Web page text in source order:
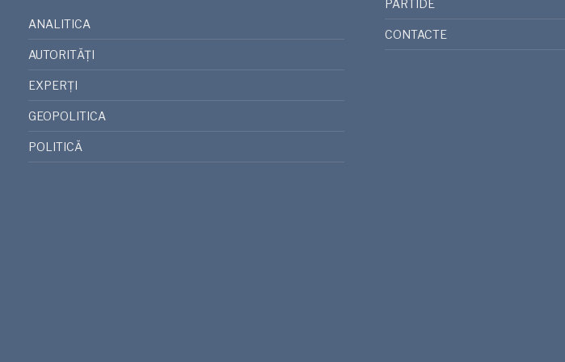
ANALITICA
AUTORITĂȚI
EXPERȚI
GEOPOLITICA
POLITICĂ
PARTIDE
CONTACTE